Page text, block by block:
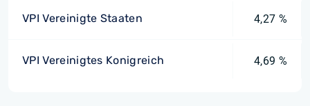
VPI Vereinigte Staaten 4,27 %
VPI Vereinigtes Konigreich 4,69 %